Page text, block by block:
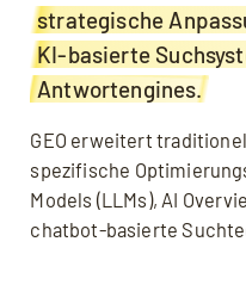
strategische
KI-basierte
Antwortengines.
GEO erweitert
spezifische
Models (LLMs), AI
chatbot-basierte